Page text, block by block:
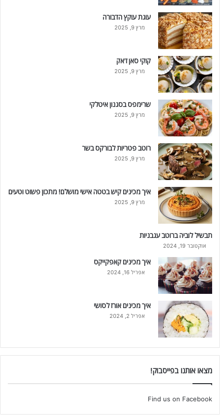
עוגת עוקץ הדבורה
מרץ 9, 2025
קוקי סאן ז'אק
מרץ 9, 2025
שרימפס בסגנון איטלקי
מרץ 9, 2025
רוטב פטריות לבורקס בשר
מרץ 9, 2025
איך מכינים קיש בטטה אישי מושלם! מתכון פשוט וטעים
מרץ 9, 2025
תבשיל לוביה ברוטב עגבניות
אוקטובר 19, 2024
איך מכינים קאפקייקס
אפריל 16, 2024
איך מכינים אורז לסושי
אפריל 2, 2024
מצאו אותנו בפייסבוק!
Find us on Facebook